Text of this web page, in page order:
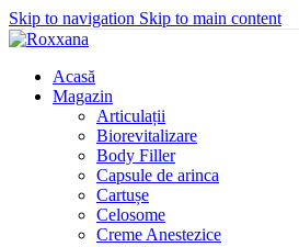
Skip to navigation Skip to main content
Acasă
Magazin
Articulații
Biorevitalizare
Body Filler
Capsule de arinca
Cartușe
Celosome
Creme Anestezice